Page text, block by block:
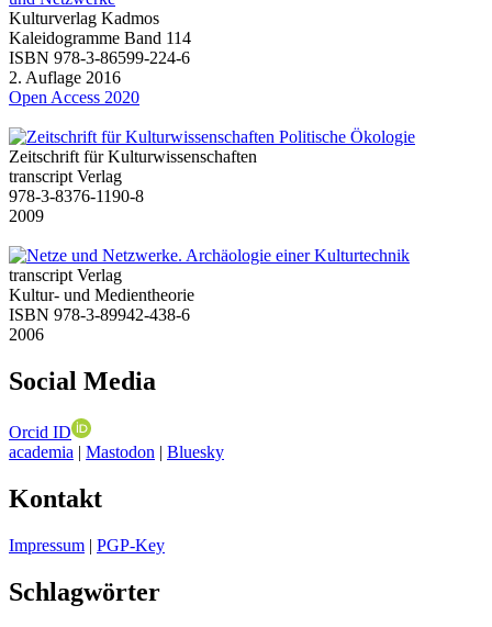
Kulturverlag Kadmos
Kaleidogramme Band 114
ISBN 978-3-86599-224-6
2. Auflage 2016
Open Access 2020
Zeitschrift für Kulturwissenschaften
transcript Verlag
978-3-8376-1190-8
2009
transcript Verlag
Kultur- und Medientheorie
ISBN 978-3-89942-438-6
2006
Social Media
Orcid ID
academia | Mastodon | Bluesky
Kontakt
Impressum | PGP-Key
Schlagwörter